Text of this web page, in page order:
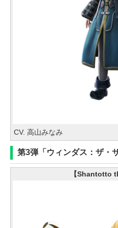
CV. 高山みなみ
第3弾「ウィンダス：ザ・
【Shantotto